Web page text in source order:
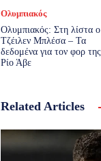
Ολυμπιακός
Ολυμπιακός: Στη λίστα ο
Τζέιλεν Μπλέσα – Τα
δεδομένα για τον φορ της
Ρίο Άβε
Related Articles